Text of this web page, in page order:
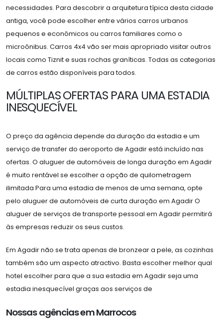
necessidades. Para descobrir a arquitetura típica desta cidade
antiga, você pode escolher entre vários carros urbanos
pequenos e econômicos ou carros familiares como o
microônibus. Carros 4x4 vão ser mais apropriado visitar outros
locais como Tiznit e suas rochas graníticas. Todas as categorias
de carros estão disponíveis para todos.
MÚLTIPLAS OFERTAS PARA UMA ESTADIA
INESQUECÍVEL
O preço da agência depende da duração da estadia e um
serviço de transfer do aeroporto de Agadir está incluído nas
ofertas. O aluguer de automóveis de longa duração em Agadir
é muito rentável se escolher a opção de quilometragem
ilimitada Para uma estadia de menos de uma semana, opte
pelo aluguer de automóveis de curta duração em Agadir O
aluguer de serviços de transporte pessoal em Agadir permitirá
às empresas reduzir os seus custos.
Em Agadir não se trata apenas de bronzear a pele, as cozinhas
também são um aspecto atractivo. Basta escolher melhor qual
hotel escolher para que a sua estadia em Agadir seja uma
estadia inesquecível graças aos serviços de
Nossas agências em Marrocos